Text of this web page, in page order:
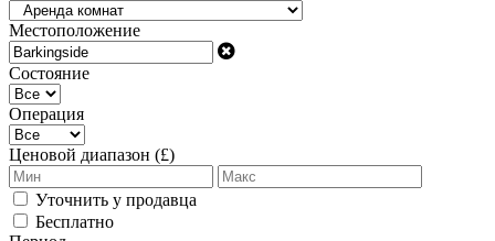
Местоположение
Состояние
Операция
Ценовой диапазон (£)
Уточнить у продавца
Бесплатно